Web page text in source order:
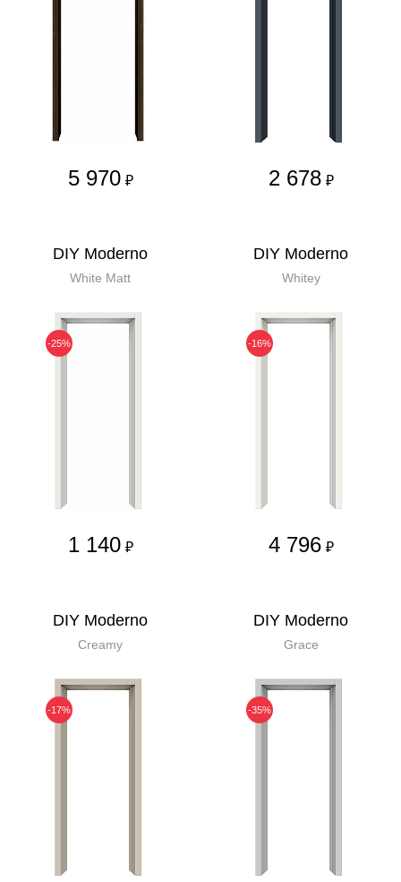
5 970 ₽ 2 678 ₽
DIY Moderno
White Matt
-25%
1 140 ₽
DIY Moderno
Whitey
-16%
4 796 ₽
DIY Moderno
Creamy
-17%
DIY Moderno
Grace
-35%